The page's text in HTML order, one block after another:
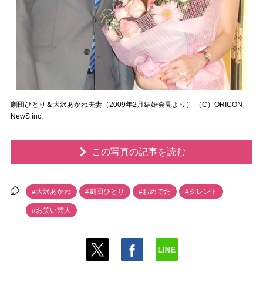
劇団ひとり＆大沢あかね夫妻（2009年2月結婚会見より） （C）ORICON
NewS inc.
この写真の記事を読む
#大沢あかね #劇団ひとり #おめでた #タレント
#お笑い芸人